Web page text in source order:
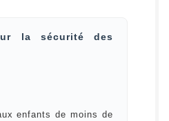
la sécurité des
enfants de moins de